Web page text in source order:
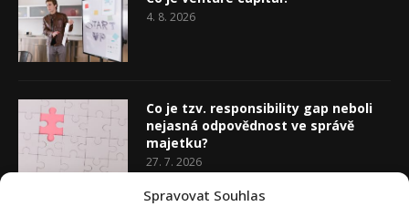
Spravovat Souhlas
4. 8. 2026
Co je tzv. responsibility gap neboli
nejasná odpovědnost ve správě
majetku?
27. 7. 2026